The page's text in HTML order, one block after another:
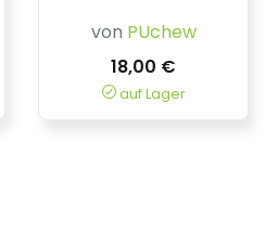
von PUchew
18,00 €
auf Lager